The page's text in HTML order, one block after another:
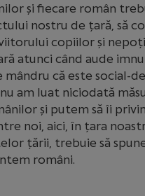
și fiecare român
nostru de țară, să
copiilor și
atunci când aude
mândru că este social-
am luat niciodată
și putem să îi
noi, aici, în țara
țării, trebuie să
români.